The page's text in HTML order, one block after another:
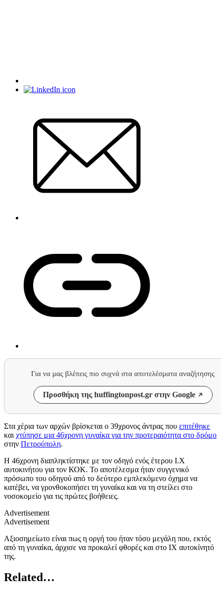
Για να μας βλέπεις πιο συχνά στα αποτελέσματα αναζήτησης
Προσθήκη της huffingtonpost.gr στην Google
Στα χέρια των αρχών βρίσκεται ο 39χρονος άντρας που επιτέθηκε
και χτύπησε μια 46χρονη γυναίκα για την προτεραιότητα στο δρόμο
στην Πετρούπολη.
Η 46χρονη διαπληκτίστηκε με τον οδηγό ενός έτερου Ι.Χ
αυτοκινήτου για τον ΚΟΚ. Το αποτέλεσμα ήταν συγγενικό
πρόσωπο του οδηγού από το δεύτερο εμπλεκόμενο όχημα να
κατέβει, να γρονθοκοπήσει τη γυναίκα και να τη στείλει στο
νοσοκομείο για τις πρώτες βοήθειες.
Advertisement
Advertisement
Αξιοσημείωτο είναι πως η οργή του ήταν τόσο μεγάλη που, εκτός
από τη γυναίκα, άρχισε να προκαλεί φθορές και στο ΙΧ αυτοκίνητό
της.
Related…